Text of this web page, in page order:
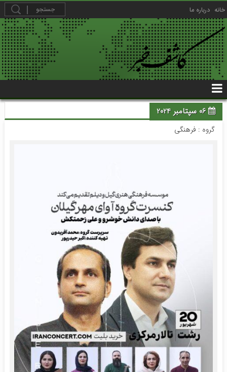
خانه درباره ما
06 سپتامبر 2024
گروه : فرهنگی